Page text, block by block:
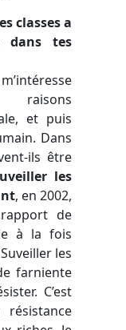
classes a
dans tes
raisons
et puis
Dans
ils être
les
, en 2002,
de
à la fois
les
farniente
C’est